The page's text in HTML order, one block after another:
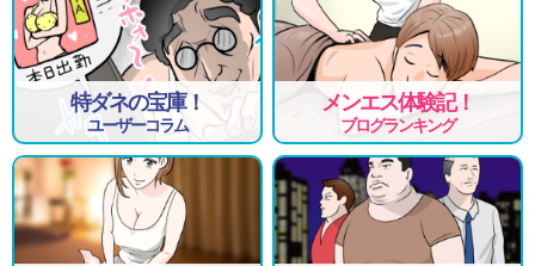
特ダネの宝庫！
ユーザーコラム
メンエス体験記！
ブログランキング